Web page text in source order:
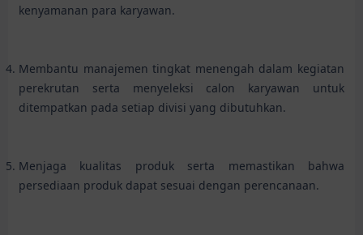
kenyamanan para karyawan.
Membantu manajemen tingkat menengah dalam kegiatan
perekrutan serta menyeleksi calon karyawan untuk
ditempatkan pada setiap divisi yang dibutuhkan.
Menjaga kualitas produk serta memastikan bahwa
persediaan produk dapat sesuai dengan perencanaan.